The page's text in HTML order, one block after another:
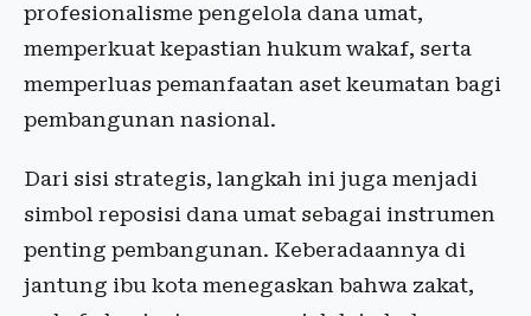
profesionalisme pengelola dana umat,
memperkuat kepastian hukum wakaf, serta
memperluas pemanfaatan aset keumatan bagi
pembangunan nasional.
Dari sisi strategis, langkah ini juga menjadi
simbol reposisi dana umat sebagai instrumen
penting pembangunan. Keberadaannya di
jantung ibu kota menegaskan bahwa zakat,